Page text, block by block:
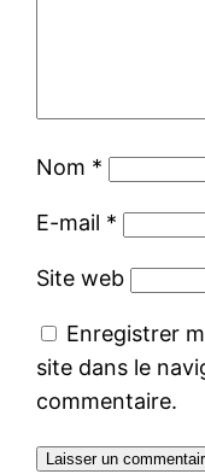
Nom *
E-mail *
Site web
Enregistrer
site dans le
commentaire.